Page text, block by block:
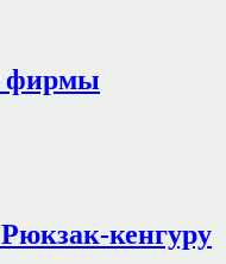
фирмы
кенгуру